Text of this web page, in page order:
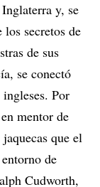
y, se
secretos de
de sus
se conectó
Por
mentor de
que el
de
Cudworth,